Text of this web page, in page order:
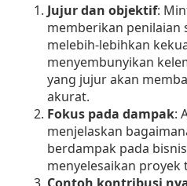
Jujur dan objektif:
memberikan penilaian
melebih-lebihkan
menyembunyikan
yang jujur akan
akurat.
Fokus pada dampak:
menjelaskan
berdampak pada
menyelesaikan proyek